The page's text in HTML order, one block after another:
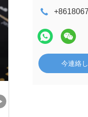
今連絡